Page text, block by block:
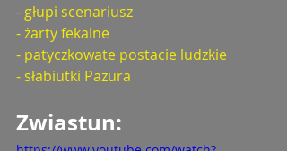
- głupi scenariusz
- żarty fekalne
- patyczkowate postacie ludzkie
- słabiutki Pazura
Zwiastun: